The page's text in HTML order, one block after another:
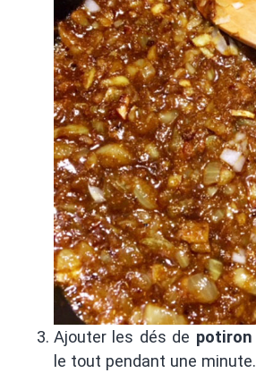
Ajouter les dés de potiron
le tout pendant une minute.